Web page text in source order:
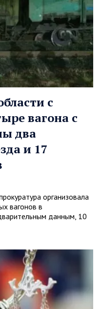
с
вагона с
два
и 17
организовала
вагонов в
данным, 10